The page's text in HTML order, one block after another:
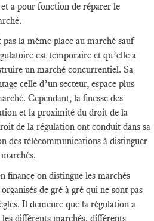
a pour fonction de réparer le
la même place au marché sauf
est temporaire et qu’elle a
un marché concurrentiel. Sa
celle d’un secteur, espace plus
Cependant, la finesse des
et la proximité du droit de la
de la régulation ont conduit dans sa
des télécommunications à distinguer
finance on distingue les marchés
de gré à gré qui ne sont pas
Il demeure que la régulation a
les différents marchés, différents